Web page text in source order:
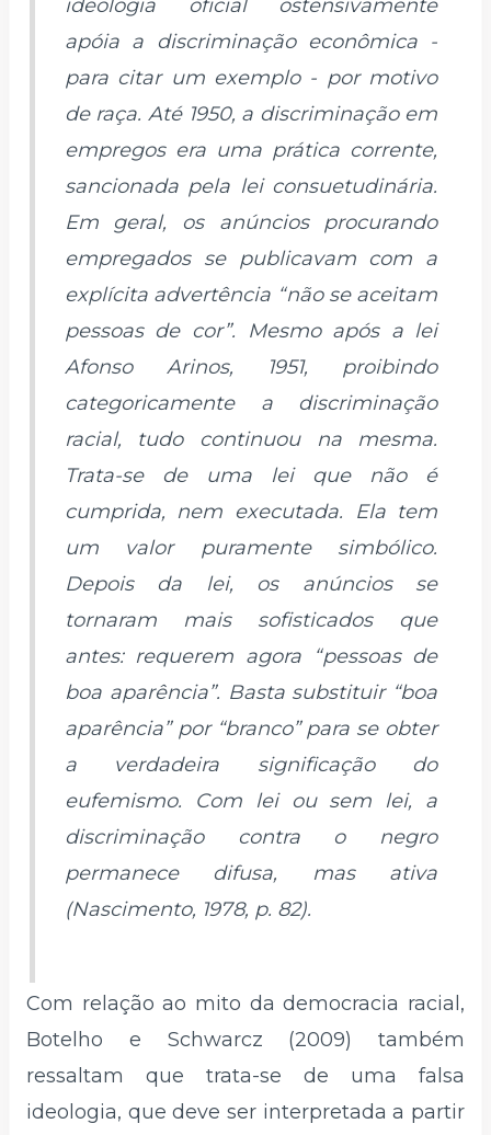
ideologia oficial ostensivamente
apóia a discriminação econômica -
para citar um exemplo - por motivo
de raça. Até 1950, a discriminação em
empregos era uma prática corrente,
sancionada pela lei consuetudinária.
Em geral, os anúncios procurando
empregados se publicavam com a
explícita advertência “não se aceitam
pessoas de cor”. Mesmo após a lei
Afonso Arinos, 1951, proibindo
categoricamente a discriminação
racial, tudo continuou na mesma.
Trata-se de uma lei que não é
cumprida, nem executada. Ela tem
um valor puramente simbólico.
Depois da lei, os anúncios se
tornaram mais sofisticados que
antes: requerem agora “pessoas de
boa aparência”. Basta substituir “boa
aparência” por “branco” para se obter
a verdadeira significação do
eufemismo. Com lei ou sem lei, a
discriminação contra o negro
permanece difusa, mas ativa
(Nascimento, 1978, p. 82).
Com relação ao mito da democracia racial,
Botelho e Schwarcz (2009) também
ressaltam que trata-se de uma falsa
ideologia, que deve ser interpretada a partir